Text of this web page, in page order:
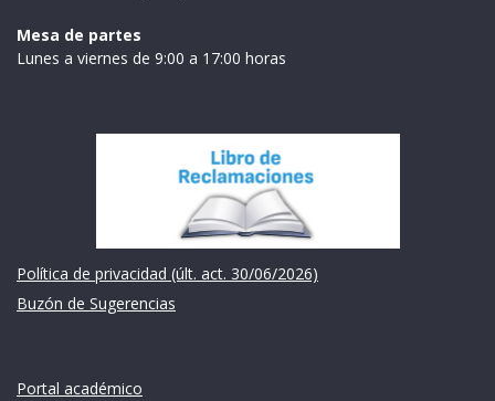
Mesa de partes
Lunes a viernes de 9:00 a 17:00 horas
Política de privacidad (últ. act. 30/06/2026)
Buzón de Sugerencias
Portal académico